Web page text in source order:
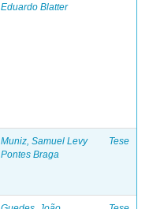
Eduardo Blatter
Muniz, Samuel Levy
Pontes Braga
Tese